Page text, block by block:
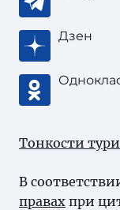
Дзен
Тонкости
В
правах при